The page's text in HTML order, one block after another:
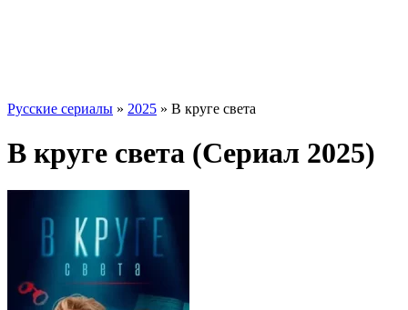
Русские сериалы » 2025 » В круге света
В круге света (Сериал 2025)